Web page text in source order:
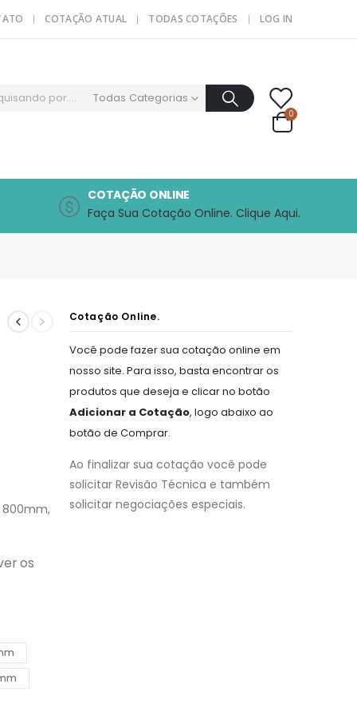
COTAÇÃO ATUAL TODAS COTAÇÕES LOG IN
Todas Categorias
0
COTAÇÃO ONLINE
Faça Sua Cotação Online. Clique Aqui.
os
Cotação Online.
Você pode fazer sua cotação online em
nosso site. Para isso, basta encontrar os
produtos que deseja e clicar no botão
Adicionar a Cotação, logo abaixo ao
botão de Comprar.
Ao finalizar sua cotação você pode
solicitar Revisão Técnica e também
solicitar negociações especiais.